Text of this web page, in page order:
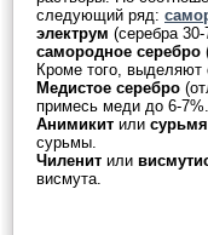
следующий ряд:
электрум (серебра
самородное серебро
Кроме того,
Медистое серебро
примесь меди до 6-7%.
Анимикит или
сурьмы.
Чиленит или
висмута.